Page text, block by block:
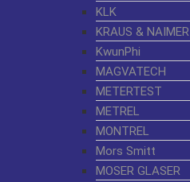
KLK
KRAUS & NAIMER
KwunPhi
MAGVATECH
METERTEST
METREL
MONTREL
Mors Smitt
MOSER GLASER